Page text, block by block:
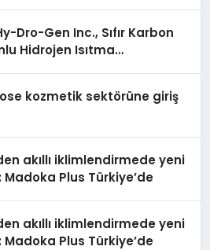
Dro-Gen Inc., Sıfır Karbon
Hidrojen Isıtma
kozmetik sektörüne giriş
akıllı iklimlendirmede yeni
Plus Türkiye’de
akıllı iklimlendirmede yeni
Plus Türkiye’de